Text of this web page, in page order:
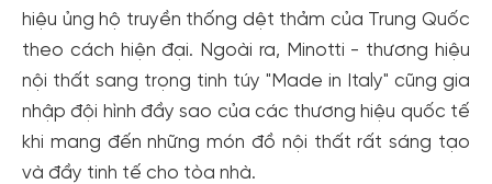
hiệu ủng hộ truyền thống dệt thảm của Trung Quốc
theo cách hiện đại. Ngoài ra, Minotti - thương hiệu
nội thất sang trọng tinh túy "Made in Italy" cũng gia
nhập đội hình đầy sao của các thương hiệu quốc tế
khi mang đến những món đồ nội thất rất sáng tạo
và đầy tinh tế cho tòa nhà.